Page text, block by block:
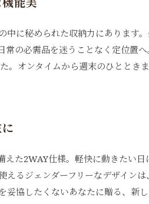
中に秘められた収納力にあります
常の必需品を迷うことなく定位置
。オンタイムから週末のひととき
えた2WAY仕様。軽快に動きたい
るジェンダーフリーなデザイン
協したくないあなたに贈る、新し